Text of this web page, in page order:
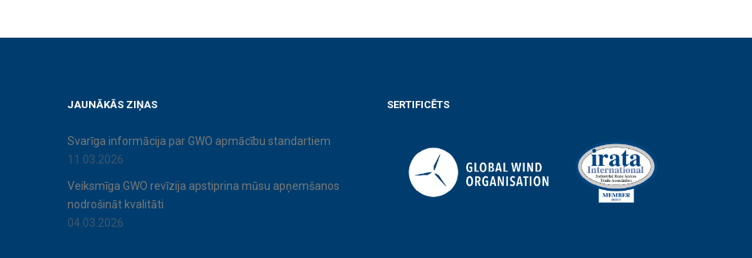
JAUNĀKĀS ZIŅAS
Svarīga informācija par GWO apmācību standartiem
11.03.2026
Veiksmīga GWO revīzija apstiprina mūsu apņemšanos
nodrošināt kvalitāti
04.03.2026
SERTIFICĒTS